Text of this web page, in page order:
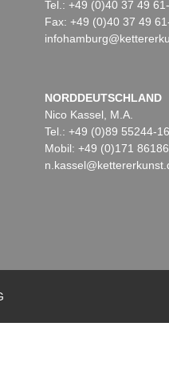
Tel.: +49 (0)40 37 49
Fax: +49 (0)40 37 49
NORDDEUTSCHLAND
Nico Kassel, M.A.
Tel.: +49 (0)89 55244-
Mobil: +49 (0)171